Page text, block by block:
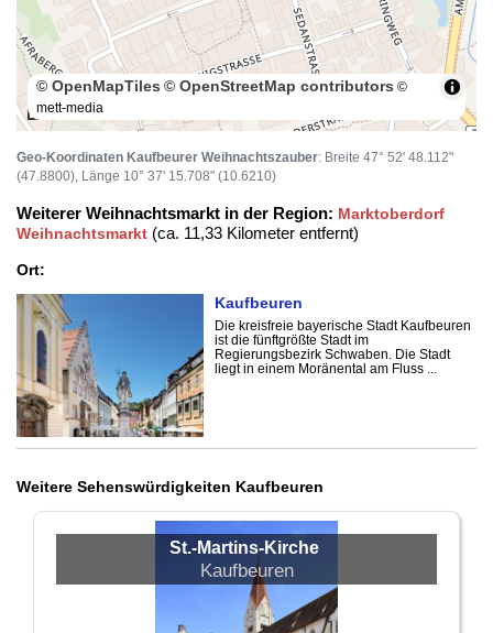
100 m
© OpenMapTiles © OpenStreetMap contributors ©
mett-media
Geo-Koordinaten Kaufbeurer Weihnachtszauber: Breite 47° 52' 48.112"
(47.8800), Länge 10° 37' 15.708" (10.6210)
Weiterer Weihnachtsmarkt in der Region: Marktoberdorf
Weihnachtsmarkt (ca. 11,33 Kilometer entfernt)
Ort:
Kaufbeuren
Die kreisfreie bayerische Stadt Kaufbeuren
ist die fünftgrößte Stadt im
Regierungsbezirk Schwaben. Die Stadt
liegt in einem Moränental am Fluss ...
Weitere Sehenswürdigkeiten Kaufbeuren
St.-Martins-Kirche
Kaufbeuren